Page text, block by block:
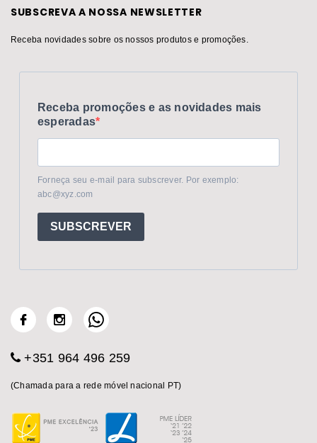
SUBSCREVA A NOSSA NEWSLETTER
Receba novidades sobre os nossos produtos e promoções.
Receba promoções e as novidades mais
esperadas
Forneça seu e-mail para subscrever. Por exemplo:
abc@xyz.com
SUBSCREVER
+351 964 496 259
(Chamada para a rede móvel nacional PT)